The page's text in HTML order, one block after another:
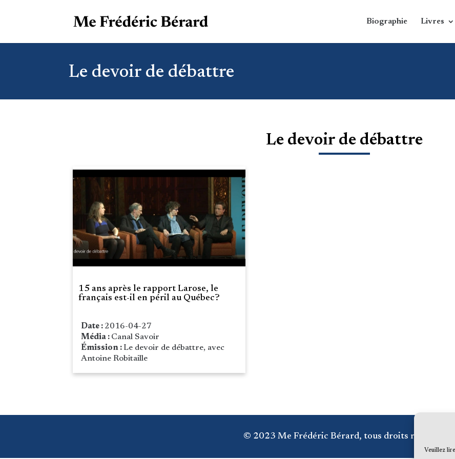
Veuillez
Biographie Livres
Le devoir de débattre
Le devoir de débattre
15 ans après le rapport Larose, le
français est-il en péril au Québec?
Date : 2016-04-27
Média : Canal Savoir
Émission : Le devoir de débattre, avec
Antoine Robitaille
© 2023 Me Frédéric Bérard, tous droits réservés